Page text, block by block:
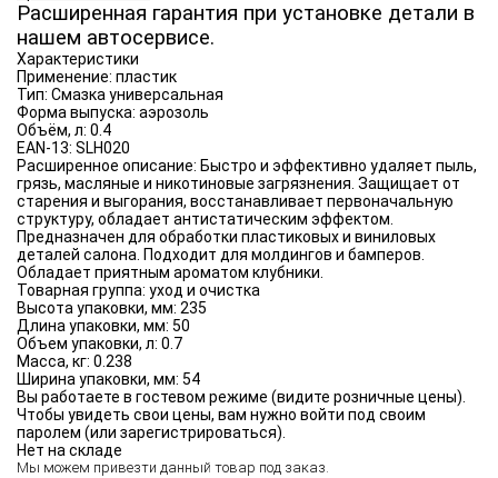
Расширенная гарантия при установке детали в
нашем автосервисе.
Характеристики
Применение: пластик
Тип: Смазка универсальная
Форма выпуска: аэрозоль
Объём, л: 0.4
EAN-13: SLH020
Расширенное описание: Быстро и эффективно удаляет пыль,
грязь, масляные и никотиновые загрязнения. Защищает от
старения и выгорания, восстанавливает первоначальную
структуру, обладает антистатическим эффектом.
Предназначен для обработки пластиковых и виниловых
деталей салона. Подходит для молдингов и бамперов.
Обладает приятным ароматом клубники.
Товарная группа: уход и очистка
Высота упаковки, мм: 235
Длина упаковки, мм: 50
Объем упаковки, л: 0.7
Масса, кг: 0.238
Ширина упаковки, мм: 54
Вы работаете в гостевом режиме (видите розничные цены).
Чтобы увидеть свои цены, вам нужно войти под своим
паролем (или зарегистрироваться).
Нет на складе
Мы можем привезти данный товар под заказ.